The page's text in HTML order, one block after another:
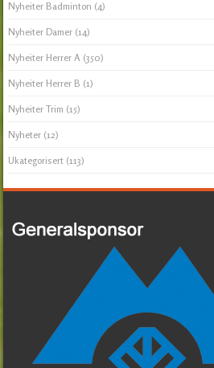
Nyheiter Badminton (4)
Nyheiter Damer (14)
Nyheiter Herrer A (350)
Nyheiter Herrer B (1)
Nyheiter Trim (15)
Nyheter (12)
Ukategorisert (113)